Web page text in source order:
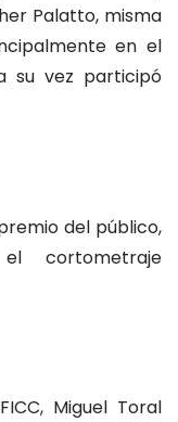
Palatto, misma
en el
su vez participó
del público,
cortometraje
Miguel Toral